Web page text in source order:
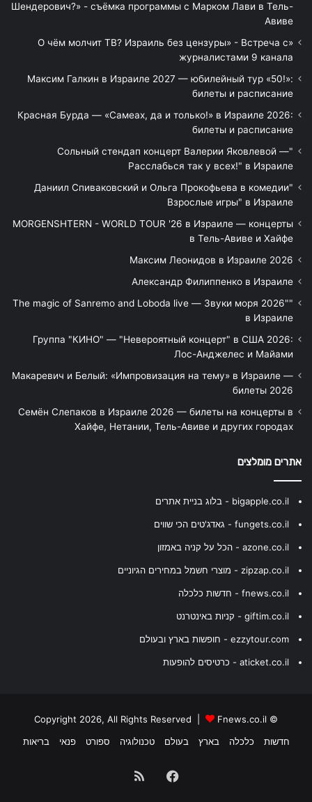
Шендерович?» - съёмка программы с Марком Лави в Тель-
Авиве
«О чём молчит ТВ? Израиль без цензуры» - Встреча с
журналистами 9 канала
Максим Галкин в Израиле 2027 — юбилейный тур «50!»:
билеты и расписание
Красная Бурда — «Самеах, да и только!» в Израиле 2026:
билеты и расписание
"Сольный стендап концерт Валерии Яковлевой —
Расслабься так у всех!" в Израиле
"Даниил Спиваковский и Ольга Прокофьева в комедии
Взрослые игры" в Израиле
MORGENSHTERN - WORLD TOUR '26 в Израиле — концерты
в Тель-Авиве и Хайфе
Максим Леонидов в Израиле 2026
Александр Филиппенко в Израиле
"The magic of Sanremo and Loboda live — Звуки моря 2026"
в Израиле
Группа "КИНО" — "Невероятный концерт" в США 2026:
Лос-Анджелес и Майами
Макаревич и Белый: «Импровизация на тему» в Израиле —
билеты 2026
Семён Слепаков в Израиле 2026 — билеты на концерты в
Хайфе, Нетании, Тель-Авиве и других городах
אתרים מומלצים
bigapple.co.il - בלוג בניית אתרים
fungets.co.il - גאדג'טים הכי שווים
azone.co.il - הכל על קניה באמזון
zipzap.co.il - מוצרי חשמל במחירים הגיוניים
fnews.co.il - חדשות כלכלה
giftim.co.il - קניות באינטרנט
ezzytour.com - חופשות בארץ ובעולם
aticket.co.il - כרטיסים להופעות
© Copyright 2026, All Rights Reserved |
Fnews.co.il
חדשות
כלכלה בארץ בעולם טכנולוגיה ספורט פנאי בריאות
Facebook